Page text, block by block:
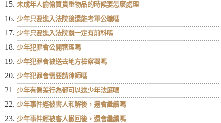
未成年人偷偷買貴重物品的時候要怎麼處理
少年只要進入法院後還能考軍公職嗎
少年只要進入法院就一定有前科嗎
少年犯罪會公開審理嗎
少年犯罪會被送去地方檢察署嗎
少年犯罪會需要請律師嗎
少年有偏差行為都可以送少年法庭嗎
少年事件經被害人和解後，還會繼續嗎
少年事件經被害人撤回後，還會繼續嗎